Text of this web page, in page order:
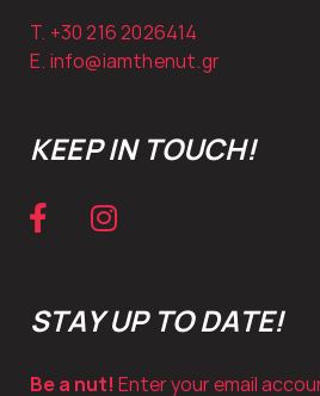
T. +30216 2026414
E. info@iamthenut.gr
KEEP IN TOUCH!
STAY UP TO DATE!
Be a nut! Enter your email